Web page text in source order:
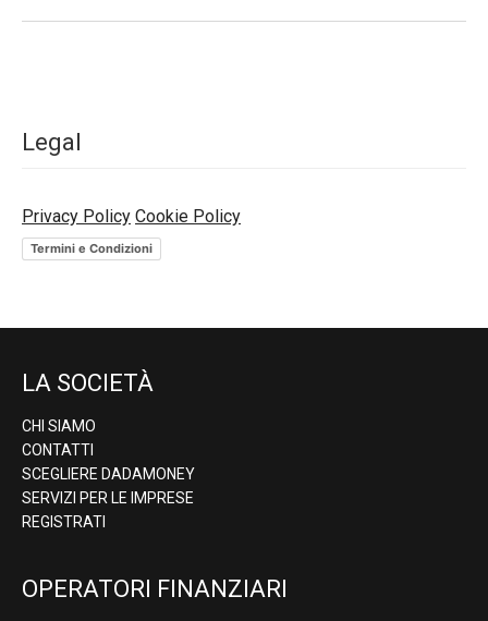
Legal
Privacy Policy Cookie Policy
Termini e Condizioni
LA SOCIETÀ
CHI SIAMO
CONTATTI
SCEGLIERE DADAMONEY
SERVIZI PER LE IMPRESE
REGISTRATI
OPERATORI FINANZIARI